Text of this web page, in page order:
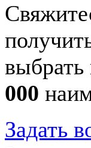
выбрать
000
Задать